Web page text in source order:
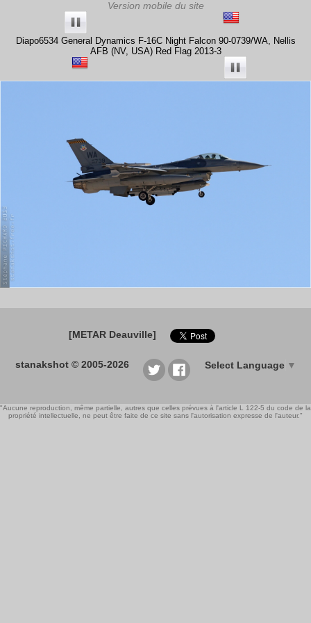
Diapo6534 General Dynamics F-16C Night Falcon 90-0739/WA, Nellis
AFB (NV, USA) Red Flag 2013-3
[METAR Deauville]
stanakshot © 2005-2026 Select Language ▼
"Aucune reproduction, même partielle, autres que celles prévues à l'article L 122-5 du code de la
propriété intellectuelle, ne peut être faite de ce site sans l'autorisation expresse de l'auteur."